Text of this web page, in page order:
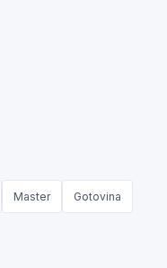
Master Gotovina